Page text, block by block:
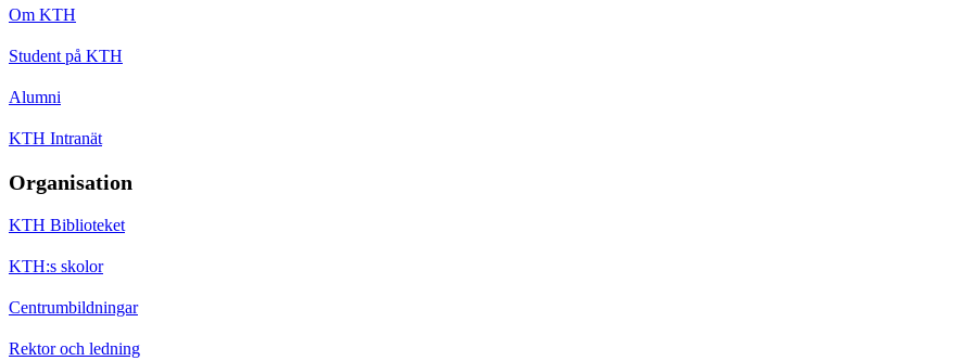
Om KTH
Student på KTH
Alumni
KTH Intranät
Organisation
KTH Biblioteket
KTH:s skolor
Centrumbildningar
Rektor och ledning